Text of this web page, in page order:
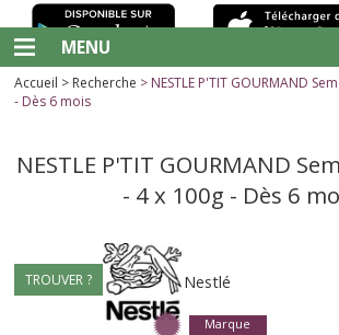
MENU
Accueil > Recherche > NESTLE P'TIT GOURMAND
- Dès 6 mois
NESTLE P'TIT GOURMAND
- 4 x 100g - Dès 6
TROUVER ? Nestlé
Marque